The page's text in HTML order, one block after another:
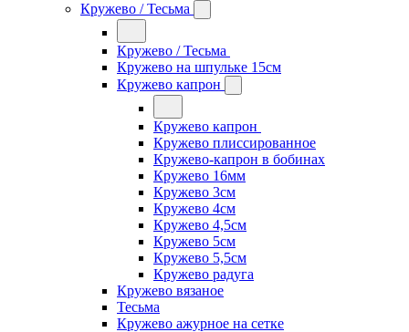
Кружево / Тесьма
Кружево / Тесьма
Кружево на шпульке 15см
Кружево капрон
Кружево капрон
Кружево плиссированное
Кружево-капрон в бобинах
Кружево 16мм
Кружево 3см
Кружево 4см
Кружево 4,5см
Кружево 5см
Кружево 5,5см
Кружево радуга
Кружево вязаное
Тесьма
Кружево ажурное на сетке